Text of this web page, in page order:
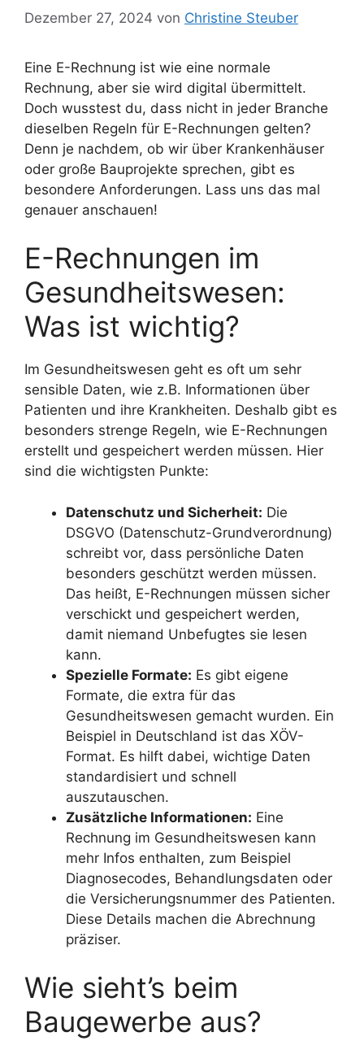
Dezember 27, 2024 von Christine Steuber
Eine E-Rechnung ist wie eine normale
Rechnung, aber sie wird digital übermittelt.
Doch wusstest du, dass nicht in jeder Branche
dieselben Regeln für E-Rechnungen gelten?
Denn je nachdem, ob wir über Krankenhäuser
oder große Bauprojekte sprechen, gibt es
besondere Anforderungen. Lass uns das mal
genauer anschauen!
E-Rechnungen im
Gesundheitswesen:
Was ist wichtig?
Im Gesundheitswesen geht es oft um sehr
sensible Daten, wie z.B. Informationen über
Patienten und ihre Krankheiten. Deshalb gibt es
besonders strenge Regeln, wie E-Rechnungen
erstellt und gespeichert werden müssen. Hier
sind die wichtigsten Punkte:
Datenschutz und Sicherheit: Die
DSGVO (Datenschutz-Grundverordnung)
schreibt vor, dass persönliche Daten
besonders geschützt werden müssen.
Das heißt, E-Rechnungen müssen sicher
verschickt und gespeichert werden,
damit niemand Unbefugtes sie lesen
kann.
Spezielle Formate: Es gibt eigene
Formate, die extra für das
Gesundheitswesen gemacht wurden. Ein
Beispiel in Deutschland ist das XÖV-
Format. Es hilft dabei, wichtige Daten
standardisiert und schnell
auszutauschen.
Zusätzliche Informationen: Eine
Rechnung im Gesundheitswesen kann
mehr Infos enthalten, zum Beispiel
Diagnosecodes, Behandlungsdaten oder
die Versicherungsnummer des Patienten.
Diese Details machen die Abrechnung
präziser.
Wie sieht’s beim
Baugewerbe aus?